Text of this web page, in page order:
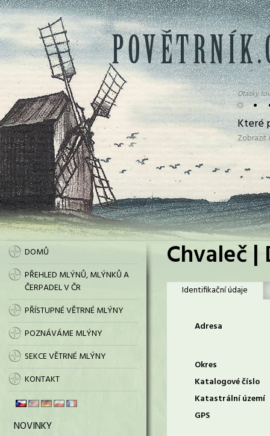
• •
Otázky
Které
DOMŮ
PŘEHLED MLÝNŮ, MLÝNKŮ A
ČERPADEL V ČR
PŘÍSTUPNÉ VĚTRNÉ MLÝNY
POZNÁVÁME MLÝNY
SEKCE VĚTRNÉ MLÝNY
KONTAKT
NOVINKY
Chvaleč
Identifikační údaje
Adresa
Okres
Katalogové číslo
Katastrální území
GPS